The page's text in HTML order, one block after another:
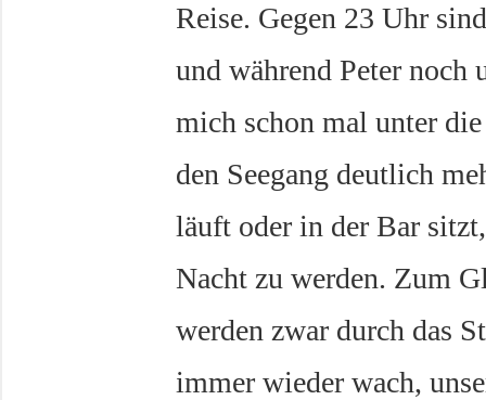
Reise. Gegen 23 Uhr
und während Peter noch
mich schon mal unter
den Seegang deutlich
läuft oder in der Bar
Nacht zu werden. Zum
werden zwar durch das
immer wieder wach,